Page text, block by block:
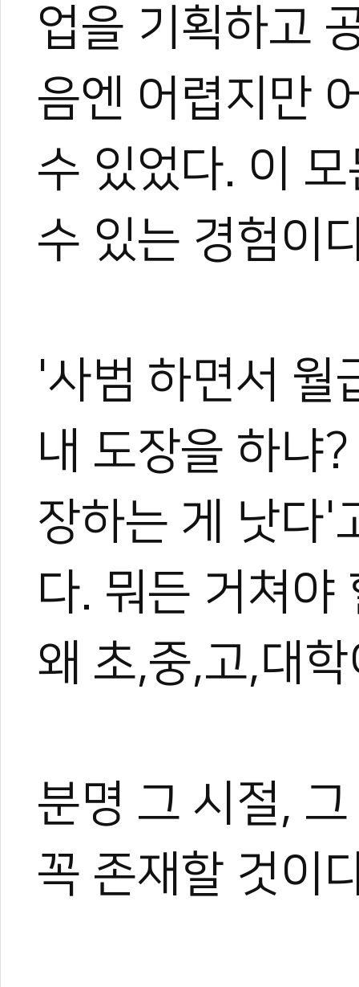
업을 기획하고
음엔 어렵지만
수 있었다. 이
수 있는 경험이
'사범 하면서 월
내 도장을 하냐
장하는 게 낫다'
다. 뭐든 거쳐야
왜 초,중,고,대
분명 그 시절,
꼭 존재할 것이
관련 뉴스
<정준철의 태권
[정순기 위대한
[칼럼] 미국 관장